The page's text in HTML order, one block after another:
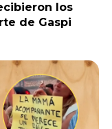
los
de Gaspi